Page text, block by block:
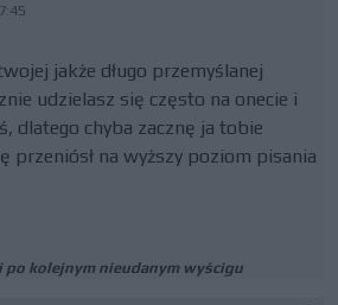
jakże długo przemyślanej
udzielasz się często na onecie i
dlatego chyba zacznę ja tobie
przeniósł na wyższy poziom pisania
po kolejnym nieudanym wyścigu